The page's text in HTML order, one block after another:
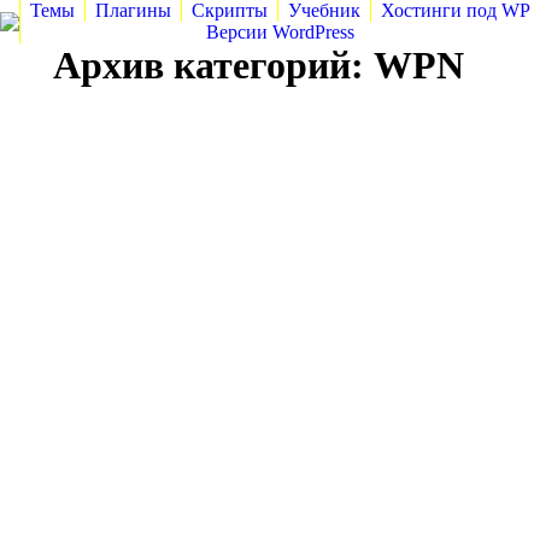
Темы Плагины Скрипты Учебник
Хостинги под WP
Версии WordPress
Архив категорий: WPN